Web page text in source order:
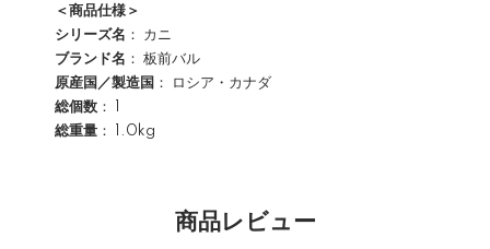
＜商品仕様＞
シリーズ名 ： カニ
ブランド名 ： 板前バル
原産国／製造国 ： ロシア・カナダ
総個数 ： 1
総重量 ： 1.0kg
商品レビュー